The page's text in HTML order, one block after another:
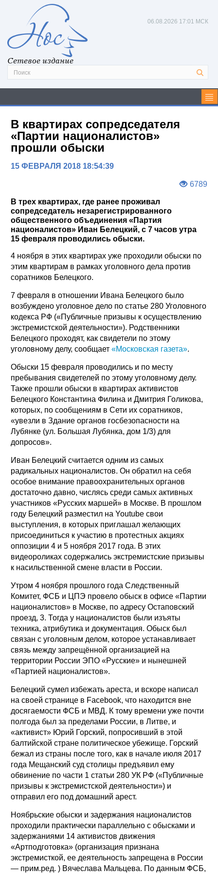
Сетевое издание
06.08.2026 17:01 МСК
В квартирах сопредседателя
«Партии националистов»
прошли обыски
15 ФЕВРАЛЯ 2018 18:54:39
6789
В трех квартирах, где ранее проживал
сопредседатель незарегистрированного
общественного объединения «Партия
националистов» Иван Белецкий, с 7 часов утра
15 февраля проводились обыски.
4 ноября в этих квартирах уже проходили обыски по
этим квартирам в рамках уголовного дела против
соратников Белецкого.
7 февраля в отношении Ивана Белецкого было
возбуждено уголовное дело по статье 280 Уголовного
кодекса РФ («Публичные призывы к осуществлению
экстремистской деятельности»). Родственники
Белецкого проходят, как свидетели по этому
уголовному делу, сообщает«Московская газета».
Обыски 15 февраля проводились и по месту
пребывания свидетелей по этому уголовному делу.
Также прошли обыски в квартирах активистов
Белецкого Константина Филина и Дмитрия Голикова,
которых, по сообщениям в Сети их соратников,
«увезли в Здание органов госбезопасности на
Лубянке (ул. Большая Лубянка, дом 1/3) для
допросов».
Иван Белецкий считается одним из самых
радикальных националистов. Он обратил на себя
особое внимание правоохранительных органов
достаточно давно, числясь среди самых активных
участников «Русских маршей» в Москве. В прошлом
году Белецкий разместил на Youtube свои
выступления, в которых приглашал желающих
присоединиться к участию в протестных акциях
оппозиции 4 и 5 ноября 2017 года. В этих
видеороликах содержались экстремистские призывы
к насильственной смене власти в России.
Утром 4 ноября прошлого года Следственный
Комитет, ФСБ и ЦПЭ провело обыск в офисе «Партии
националистов» в Москве, по адресу Остаповский
проезд, 3. Тогда у националистов были изъяты
техника, атрибутика и документация. Обыск был
связан с уголовным делом, которое устанавливает
связь между запрещённой организацией на
территории России ЭПО «Русские» и нынешней
«Партией националистов».
Белецкий сумел избежать ареста, и вскоре написал
на своей странице в Facebook, что находится вне
досягаемости ФСБ и МВД. К тому времени уже почти
полгода был за пределами России, в Литве, и
«активист» Юрий Горский, попросивший в этой
балтийской стране политическое убежище. Горский
бежал из страны после того, как в начале июля 2017
года Мещанский суд столицы предъявил ему
обвинение по части 1 статьи 280 УК РФ («Публичные
призывы к экстремистской деятельности») и
отправил его под домашний арест.
Ноябрьские обыски и задержания националистов
проходили практически параллельно с обысками и
задержаниями 14 активистов движения
«Артподготовка» (организация признана
экстремисткой, ее деятельность запрещена в России
— прим.ред. ) Вячеслава Мальцева. По данным ФСБ,